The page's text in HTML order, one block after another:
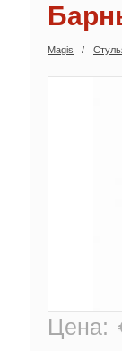
Magis
Цена: